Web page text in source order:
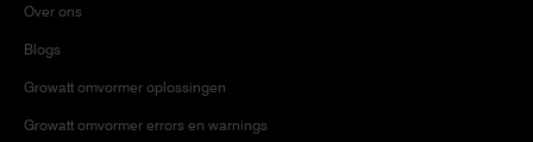
Over ons
Blogs
Growatt omvormer oplossingen
Growatt omvormer errors en warnings